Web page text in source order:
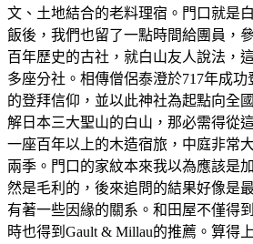
文、土地結合的老料理宿。門口就是
飯後，我們也留了一點時間給團員，
百年歷史的古社，就白山友人說法，
多座分社。相傳僧侶泰澄於717年成
的登拜信仰，並以此神社為起點向全
解日本三大聖山的白山，那必需得從
一座百年以上的木造宿旅，中庭非常
兩季。門口的家紋本來我以為應該是
然是毛利的，後來追問的結果好像是
有著一些因緣的關系。和田屋不僅得
時也得到Gault & Millau的推薦。算得